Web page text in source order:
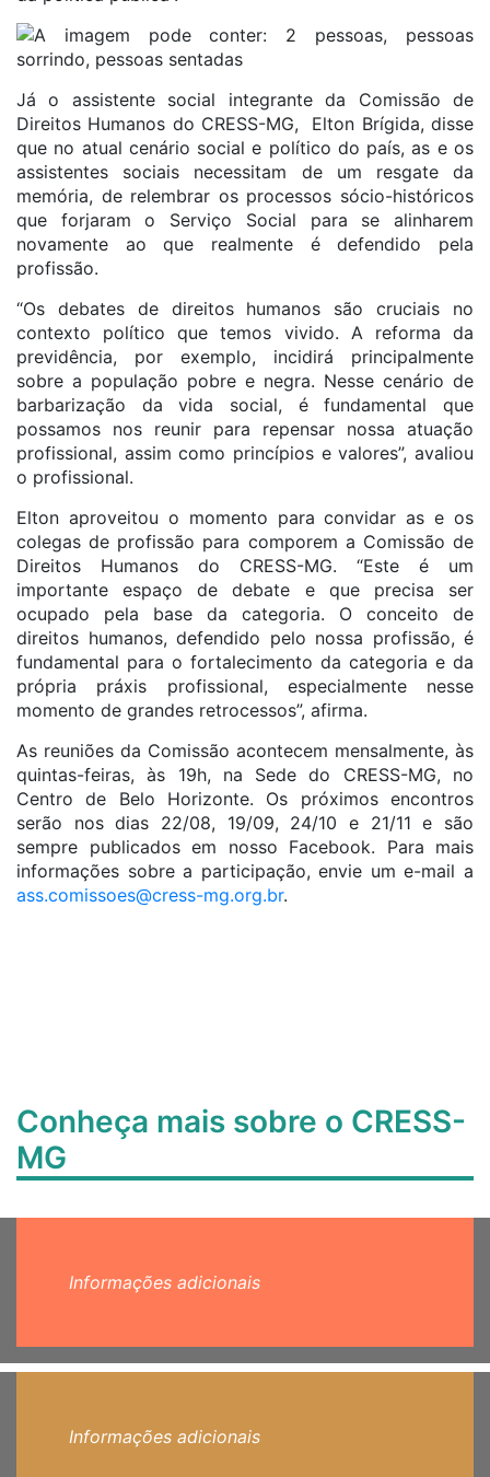
Já o assistente social integrante da Comissão de
Direitos Humanos do CRESS-MG, Elton Brígida, disse
que no atual cenário social e político do país, as e os
assistentes sociais necessitam de um resgate da
memória, de relembrar os processos sócio-históricos
que forjaram o Serviço Social para se alinharem
novamente ao que realmente é defendido pela
profissão.
“Os debates de direitos humanos são cruciais no
contexto político que temos vivido. A reforma da
previdência, por exemplo, incidirá principalmente
sobre a população pobre e negra. Nesse cenário de
barbarização da vida social, é fundamental que
possamos nos reunir para repensar nossa atuação
profissional, assim como princípios e valores”, avaliou
o profissional.
Elton aproveitou o momento para convidar as e os
colegas de profissão para comporem a Comissão de
Direitos Humanos do CRESS-MG. “Este é um
importante espaço de debate e que precisa ser
ocupado pela base da categoria. O conceito de
direitos humanos, defendido pelo nossa profissão, é
fundamental para o fortalecimento da categoria e da
própria práxis profissional, especialmente nesse
momento de grandes retrocessos”, afirma.
As reuniões da Comissão acontecem mensalmente, às
quintas-feiras, às 19h, na Sede do CRESS-MG, no
Centro de Belo Horizonte. Os próximos encontros
serão nos dias 22/08, 19/09, 24/10 e 21/11 e são
sempre publicados em nosso Facebook. Para mais
informações sobre a participação, envie um e-mail a
ass.comissoes@cress-mg.org.br.
Conheça mais sobre o CRESS-
MG
Informações adicionais
Informações adicionais